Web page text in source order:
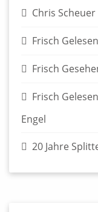
Chris Scheuer
Frisch
Frisch
Frisch
Engel
20 Jahre